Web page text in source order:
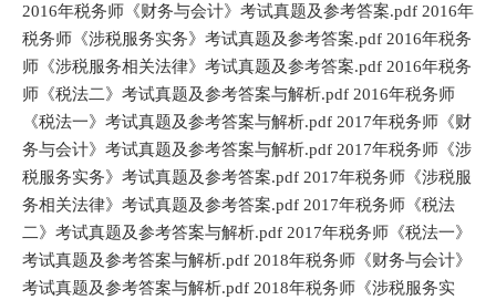
2016年税务师《财务与会计》考试真题及参考答案.pdf 2016年
税务师《涉税服务实务》考试真题及参考答案.pdf 2016年税务
师《涉税服务相关法律》考试真题及参考答案.pdf 2016年税务
师《税法二》考试真题及参考答案与解析.pdf 2016年税务师
《税法一》考试真题及参考答案与解析.pdf 2017年税务师《财
务与会计》考试真题及参考答案与解析.pdf 2017年税务师《涉
税服务实务》考试真题及参考答案.pdf 2017年税务师《涉税服
务相关法律》考试真题及参考答案.pdf 2017年税务师《税法
二》考试真题及参考答案与解析.pdf 2017年税务师《税法一》
考试真题及参考答案与解析.pdf 2018年税务师《财务与会计》
考试真题及参考答案与解析.pdf 2018年税务师《涉税服务实